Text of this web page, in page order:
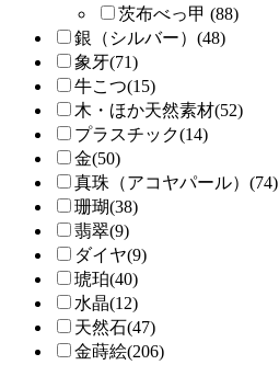
茨布べっ甲 (88)
銀（シルバー）(48)
象牙(71)
牛こつ(15)
木・ほか天然素材(52)
プラスチック(14)
金(50)
真珠（アコヤパール）(74)
珊瑚(38)
翡翠(9)
ダイヤ(9)
琥珀(40)
水晶(12)
天然石(47)
金蒔絵(206)